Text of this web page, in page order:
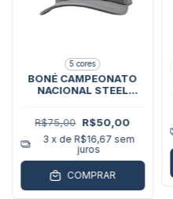
5 cores
BONÉ CAMPEONATO
NACIONAL STEEL
R$75,00 R$50,00
3 x de R$16,67 sem
juros
COMPRAR